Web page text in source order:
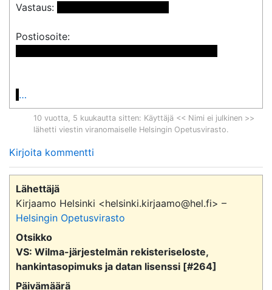
Vastaus:
…
10 vuotta, 5 kuukautta sitten: Käyttäjä << Nimi ei julkinen >>
lähetti viestin viranomaiselle Helsingin Opetusvirasto.
Kirjoita kommentti
Lähettäjä
Kirjaamo Helsinki <helsinki.kirjaamo@hel.fi> –
Helsingin Opetusvirasto
Otsikko
VS: Wilma-järjestelmän rekisteriseloste,
hankintasopimuks ja datan lisenssi [#264]
Päivämäärä